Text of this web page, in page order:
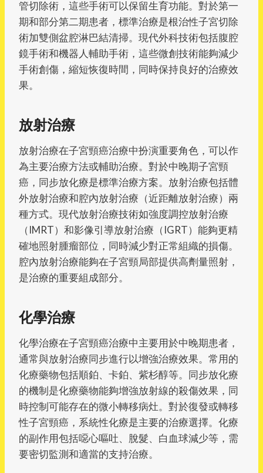
管切除術，這些手術可以保留生育功能。對於第一
期和部分第二期患者，標準治療是根治性子宮切除
術加雙側盆腔淋巴結清掃。現代外科技術包括腹腔
鏡手術和機器人輔助手術，這些微創技術能夠減少
手術創傷，縮短恢復時間，同時保持良好的治療效
果。
放射治療
放射治療在子宮頸癌治療中扮演重要角色，可以作
為主要治療方法或輔助治療。對於中晚期子宮頸
癌，同步放化療是標準治療方案。放射治療包括體
外放射治療和腔內放射治療（近距離放射治療）兩
種方式。現代放射治療技術如強度調控放射治療
（IMRT）和影像引導放射治療（IGRT）能夠更精
確地照射腫瘤部位，同時減少對正常組織的損傷。
腔內放射治療能夠在子宮頸局部提供高劑量照射，
是治療的重要組成部分。
化學治療
化學治療在子宮頸癌治療中主要用於中晚期患者，
通常與放射治療同步進行以增強治療效果。常用的
化療藥物包括順鉑、卡鉑、紫杉醇等。同步放化療
的機制是化療藥物能夠增強放射線的殺傷效果，同
時控制可能存在的微小轉移病灶。對於復發或轉移
性子宮頸癌，系統性化療是主要的治療選擇。化療
的副作用包括噁心嘔吐、脫髮、白血球減少等，需
要密切監測和適當的支持治療。